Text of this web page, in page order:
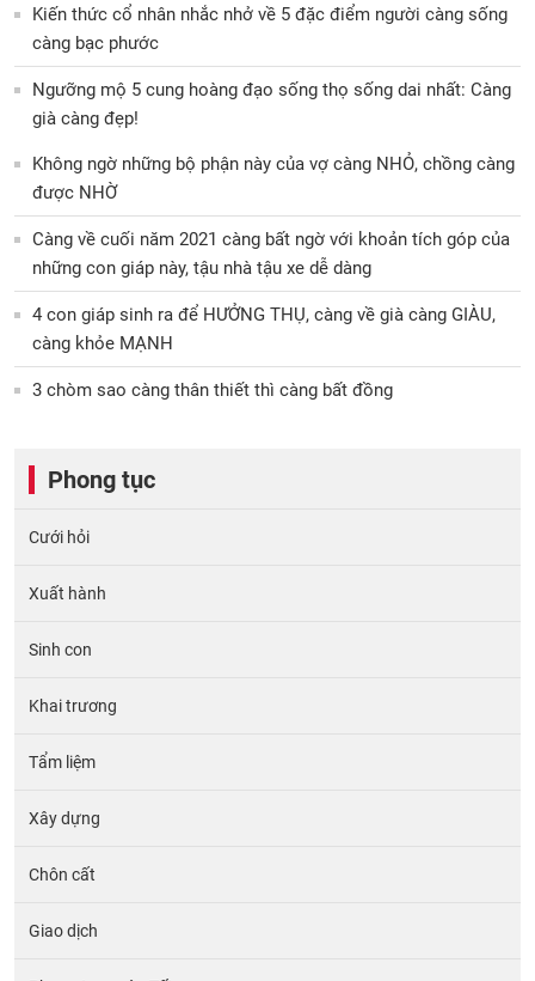
Kiến thức cổ nhân nhắc nhở về 5 đặc điểm người càng sống
càng bạc phước
Ngưỡng mộ 5 cung hoàng đạo sống thọ sống dai nhất: Càng
già càng đẹp!
Không ngờ những bộ phận này của vợ càng NHỎ, chồng càng
được NHỜ
Càng về cuối năm 2021 càng bất ngờ với khoản tích góp của
những con giáp này, tậu nhà tậu xe dễ dàng
4 con giáp sinh ra để HƯỞNG THỤ, càng về già càng GIÀU,
càng khỏe MẠNH
3 chòm sao càng thân thiết thì càng bất đồng
Phong tục
Cưới hỏi
Xuất hành
Sinh con
Khai trương
Tẩm liệm
Xây dựng
Chôn cất
Giao dịch